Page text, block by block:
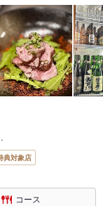
典対象店
コース